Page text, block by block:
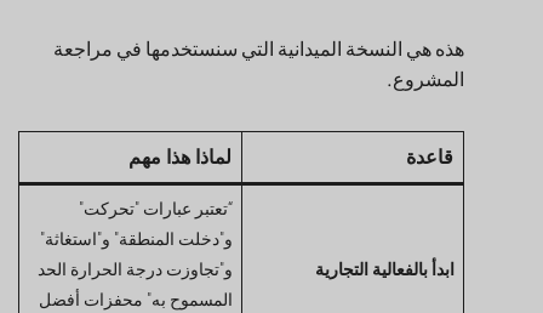
هذه هي النسخة الميدانية التي سنستخدمها في مراجعة
المشروع.
قاعدة لماذا هذا مهم
ابدأ بالفعالية التجارية
“تعتبر عبارات "تحركت"
و"دخلت المنطقة" و"استغاثة"
و"تجاوزت درجة الحرارة الحد
المسموح به" محفزات أفضل